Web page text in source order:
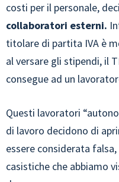
costi per il personale,
collaboratori esterni.
titolare di partita IVA è
al versare gli stipendi, il
consegue ad un
Questi lavoratori
di lavoro decidono di
essere considerata
casistiche che abbiamo